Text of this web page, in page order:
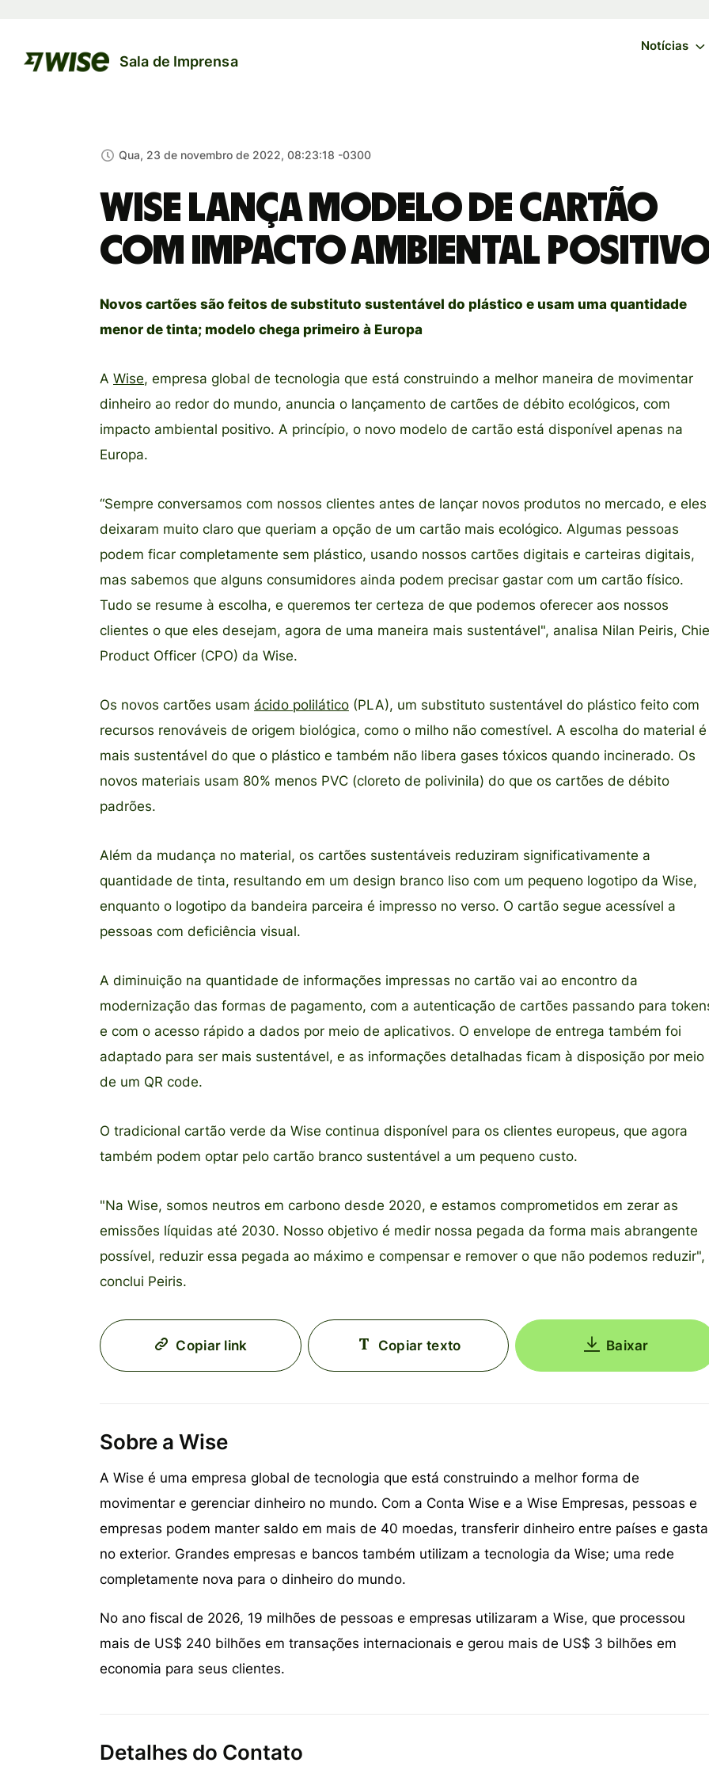
Sala de Imprensa
Notícias
Qua, 23 de novembro de 2022, 08:23:18 -0300
Wise lança modelo de cartão
com impacto ambiental
Novos cartões são feitos de substituto sustentável do plástico e usam uma quantidade
menor de tinta; modelo chega primeiro à Europa
A Wise, empresa global de tecnologia que está construindo a melhor maneira de movimentar
dinheiro ao redor do mundo, anuncia o lançamento de cartões de débito ecológicos, com
impacto ambiental positivo. A princípio, o novo modelo de cartão está disponível apenas na
Europa.
“Sempre conversamos com nossos clientes antes de lançar novos produtos no mercado, e eles
deixaram muito claro que queriam a opção de um cartão mais ecológico. Algumas pessoas
podem ficar completamente sem plástico, usando nossos cartões digitais e carteiras digitais,
mas sabemos que alguns consumidores ainda podem precisar gastar com um cartão físico.
Tudo se resume à escolha, e queremos ter certeza de que podemos oferecer aos nossos
clientes o que eles desejam, agora de uma maneira mais sustentável", analisa Nilan Peiris,
Product Officer (CPO) da Wise.
Os novos cartões usam ácido polilático (PLA), um substituto sustentável do plástico feito com
recursos renováveis de origem biológica, como o milho não comestível. A escolha do material é
mais sustentável do que o plástico e também não libera gases tóxicos quando incinerado. Os
novos materiais usam 80% menos PVC (cloreto de polivinila) do que os cartões de débito
padrões.
Além da mudança no material, os cartões sustentáveis reduziram significativamente a
quantidade de tinta, resultando em um design branco liso com um pequeno logotipo da Wise,
enquanto o logotipo da bandeira parceira é impresso no verso. O cartão segue acessível a
pessoas com deficiência visual.
A diminuição na quantidade de informações impressas no cartão vai ao encontro da
modernização das formas de pagamento, com a autenticação de cartões passando para
e com o acesso rápido a dados por meio de aplicativos. O envelope de entrega também foi
adaptado para ser mais sustentável, e as informações detalhadas ficam à disposição por meio
de um QR code.
O tradicional cartão verde da Wise continua disponível para os clientes europeus, que agora
também podem optar pelo cartão branco sustentável a um pequeno custo.
"Na Wise, somos neutros em carbono desde 2020, e estamos comprometidos em zerar as
emissões líquidas até 2030. Nosso objetivo é medir nossa pegada da forma mais abrangente
possível, reduzir essa pegada ao máximo e compensar e remover o que não podemos reduzir",
conclui Peiris.
Copiar link Copiar texto Baixar
Sobre a Wise
A Wise é uma empresa global de tecnologia que está construindo a melhor forma de
movimentar e gerenciar dinheiro no mundo. Com a Conta Wise e a Wise Empresas, pessoas e
empresas podem manter saldo em mais de 40 moedas, transferir dinheiro entre países e
no exterior. Grandes empresas e bancos também utilizam a tecnologia da Wise; uma rede
completamente nova para o dinheiro do mundo.
No ano fiscal de 2026, 19 milhões de pessoas e empresas utilizaram a Wise, que processou
mais de US$ 240 bilhões em transações internacionais e gerou mais de US$ 3 bilhões em
economia para seus clientes.
Detalhes do Contato